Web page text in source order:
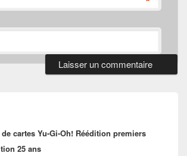
:
cartes Yu-Gi-Oh! Réédition premiers
25 ans